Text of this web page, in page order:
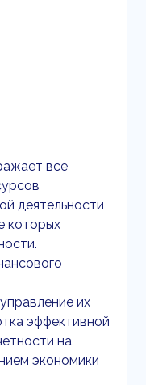
все
деятельности
которых
их
эффективной
на
экономики